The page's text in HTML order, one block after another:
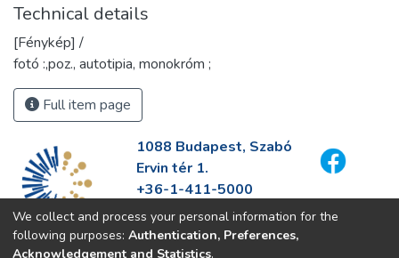
Technical details
[Fénykép] /
fotó :,poz., autotipia, monokróm ;
Full item page
1088 Budapest, Szabó
Ervin tér 1.
+36-1-411-5000
info@fszek.hu
https://fszek.hu
We collect and process your personal information for the
following purposes: Authentication, Preferences,
Acknowledgement and Statistics.